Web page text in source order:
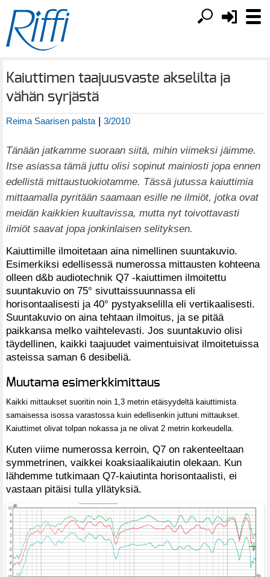
Kaiuttimen taajuusvaste akselilta ja
vähän syrjästä
Reima Saarisen palsta| 3/2010
Tänään jatkamme suoraan siitä, mihin viimeksi jäimme.
Itse asiassa tämä juttu olisi sopinut mainiosti jopa ennen
edellistä mittaustuokiotamme. Tässä jutussa kaiuttimia
mittaamalla pyritään saamaan esille ne ilmiöt, jotka ovat
meidän kaikkien kuultavissa, mutta nyt toivottavasti
ilmiöt saavat jopa jonkinlaisen selityksen.
Kaiuttimille ilmoitetaan aina nimellinen suuntakuvio.
Esimerkiksi edellisessä numerossa mittausten kohteena
olleen d&b audiotechnik Q7 -kaiuttimen ilmoitettu
suuntakuvio on 75° sivuttaissuunnassa eli
horisontaalisesti ja 40° pystyakselilla eli vertikaalisesti.
Suuntakuvio on aina tehtaan ilmoitus, ja se pitää
paikkansa melko vaihtelevasti. Jos suuntakuvio olisi
täydellinen, kaikki taajuudet vaimentuisivat ilmoitetuissa
asteissa saman 6 desibeliä.
Muutama esimerkkimittaus
Kaikki mittaukset suoritin noin 1,3 metrin etäisyydeltä kaiuttimista
samaisessa isossa varastossa kuin edellisenkin juttuni mittaukset.
Kaiuttimet olivat tolpan nokassa ja ne olivat 2 metrin korkeudella.
Kuten viime numerossa kerroin, Q7 on rakenteeltaan
symmetrinen, vaikkei koaksiaalikaiutin olekaan. Kun
lähdemme tutkimaan Q7-kaiutinta horisontaalisti, ei
vastaan pitäisi tulla yllätyksiä.